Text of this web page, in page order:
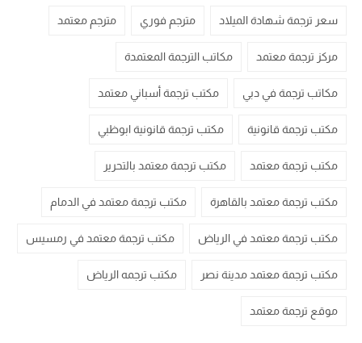
سعر ترجمة شهادة الميلاد مترجم فوري مترجم معتمد
مركز ترجمة معتمد مكاتب الترجمة المعتمدة
مكاتب ترجمة في دبي مكتب ترجمة أسباني معتمد
مكتب ترجمة قانونية مكتب ترجمة قانونية ابوظبي
مكتب ترجمة معتمد مكتب ترجمة معتمد بالتحرير
مكتب ترجمة معتمد بالقاهرة مكتب ترجمة معتمد في الدمام
مكتب ترجمة معتمد في الرياض مكتب ترجمة معتمد في رمسيس
مكتب ترجمة معتمد مدينة نصر مكتب ترجمه الرياض
موقع ترجمة معتمد